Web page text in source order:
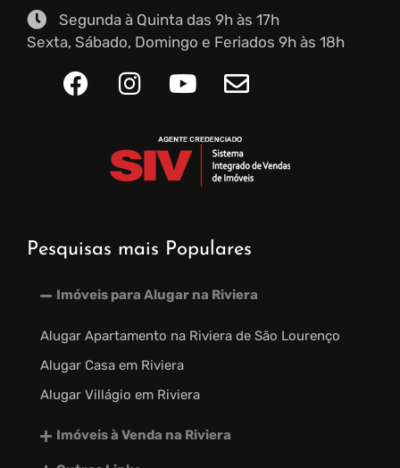
Segunda à Quinta das 9h às 17h
Sexta, Sábado, Domingo e Feriados 9h às 18h
Pesquisas mais Populares
Imóveis para Alugar na Riviera
Alugar Apartamento na Riviera de São Lourenço
Alugar Casa em Riviera
Alugar Villágio em Riviera
Imóveis à Venda na Riviera